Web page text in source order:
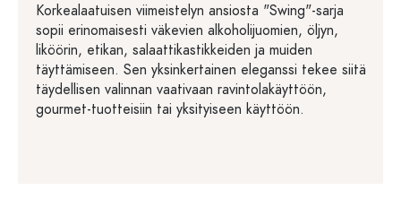
Korkealaatuisen viimeistelyn ansiosta "Swing"-sarja
sopii erinomaisesti väkevien alkoholijuomien, öljyn,
liköörin, etikan, salaattikastikkeiden ja muiden
täyttämiseen. Sen yksinkertainen eleganssi tekee siitä
täydellisen valinnan vaativaan ravintolakäyttöön,
gourmet-tuotteisiin tai yksityiseen käyttöön.